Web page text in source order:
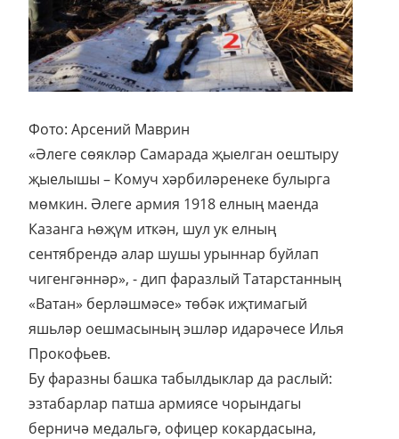
Фото: Арсений Маврин
«Әлеге сөякләр Самарада җыелган оештыру
җыелышы – Комуч хәрбиләренеке булырга
мөмкин. Әлеге армия 1918 елның маенда
Казанга һөҗүм иткән, шул ук елның
сентябрендә алар шушы урыннар буйлап
чигенгәннәр», - дип фаразлый Татарстанның
«Ватан» берләшмәсе» төбәк иҗтимагый
яшьләр оешмасының эшләр идарәчесе Илья
Прокофьев.
Бу фаразны башка табылдыклар да раслый:
эзтабарлар патша армиясе чорындагы
берничә медальгә, офицер кокардасына,